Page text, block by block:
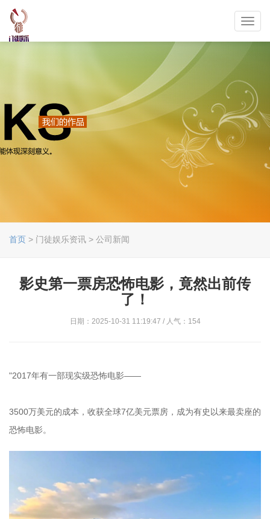
首页 > 门徒娱乐资讯 > 公司新闻
影史第一票房恐怖电影，竟然出前传
了！
日期：2025-10-31 11:19:47 / 人气：154
"2017年有一部现实级恐怖电影——
3500万美元的成本，收获全球7亿美元票房，成为有史以来最卖座的
恐怖电影。